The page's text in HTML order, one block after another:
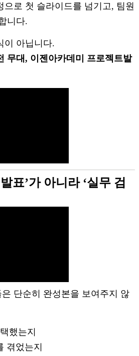
으로 첫 슬라이드를 넘기고, 팀원
니다.
이 아닙니다.
무대, 이젠아카데미 프로젝트발
표’가 아니라 ‘실무 검
단순히 완성본을 보여주지 않
했는지
겪었는지